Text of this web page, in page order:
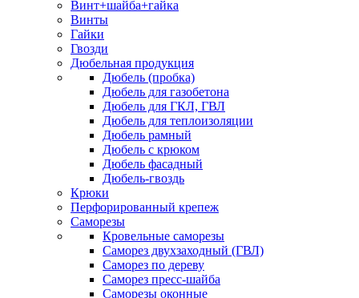
Винт+шайба+гайка
Винты
Гайки
Гвозди
Дюбельная продукция
Дюбель (пробка)
Дюбель для газобетона
Дюбель для ГКЛ, ГВЛ
Дюбель для теплоизоляции
Дюбель рамный
Дюбель с крюком
Дюбель фасадный
Дюбель-гвоздь
Крюки
Перфорированный крепеж
Саморезы
Кровельные саморезы
Саморез двухзаходный (ГВЛ)
Саморез по дереву
Саморез пресс-шайба
Саморезы оконные